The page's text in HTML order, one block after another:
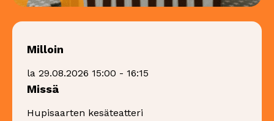
Milloin
la 29.08.2026 15:00 - 16:15
Missä
Hupisaarten kesäteatteri